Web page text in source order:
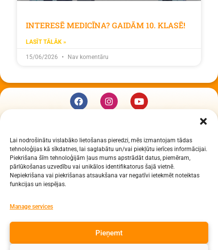
Lai nodrošinātu vislabāko lietošanas pieredzi, mēs izmantojam tādas
tehnoloģijas kā sīkdatnes, lai saglabātu un/vai piekļūtu ierīces informācijai.
Piekrišana šīm tehnoloģijām ļaus mums apstrādāt datus, piemēram,
pārlūkošanas uzvedību vai unikālos identifikatorus šajā vietnē.
Nepiekrišana vai piekrišanas atsaukšana var negatīvi ietekmēt noteiktas
funkcijas un iespējas.
Manage services
Pieņemt
INTERESĒ MEDICĪNA? GAIDĀM 10. KLASĒ!
LASĪT TĀLĀK »
15/06/2026 Nav komentāru
Daugavpils Zinātņu vidusskola
Raiņa iela 30, Daugavpils, LV-5401
Reģ. Nr. 2713903513 (IZM)
Daugavpils valstspilsētas pašvaldība 90000077325
tālr. Direktors: 65423030,